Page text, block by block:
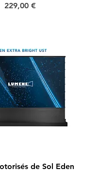
Prix
229,00 €
de Sol Eden